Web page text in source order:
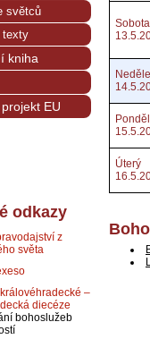
Sobota
Neděle
Úterý
světců
texty
kniha
EU
odkazy
z
světa
–
diecéze
bohoslužeb